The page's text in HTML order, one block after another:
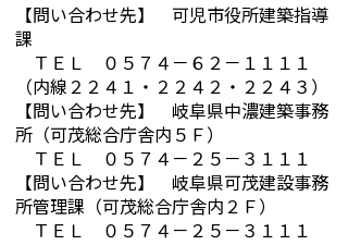
【問い合わせ先】 可児市役所建築指導
課
ＴＥＬ ０５７４－６２－１１１１
（内線２２４１・２２４２ ・２２４３）
【問い合わせ先】 岐阜県中濃建築事務
所（可茂総合庁舎内５Ｆ）
ＴＥＬ ０５７４－２５－３１１１
【問い合わせ先】 岐阜県可茂建設事務
所管理課（可茂総合庁舎内２Ｆ）
ＴＥＬ ０５７４－２５－３１１１